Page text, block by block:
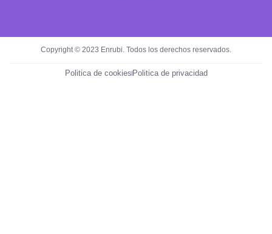
Copyright © 2023 Enrubi. Todos los derechos reservados.
Politica de cookiesPolitica de privacidad